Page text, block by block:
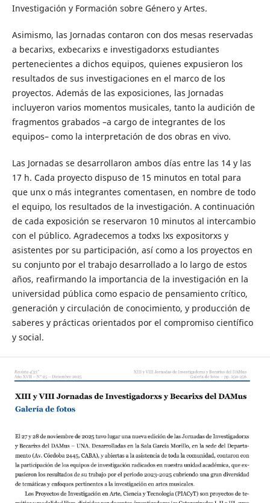
Investigación y Formación sobre Género y Artes.
Asimismo, las Jornadas contaron con dos mesas reservadas
a becarixs, exbecarixs e investigadorxs estudiantes
pertenecientes a dichos equipos, quienes expusieron los
resultados de sus investigaciones en el marco de los
proyectos. Además de las exposiciones, las Jornadas
incluyeron varios momentos musicales, tanto la audición de
fragmentos grabados –a cargo de integrantes de los
equipos– como la interpretación de dos obras en vivo.
Las Jornadas se desarrollaron ambos días entre las 14 y las
17 h. Cada proyecto dispuso de 15 minutos en total para
que unx o más integrantes comentasen, en nombre de todo
el equipo, los resultados de la investigación. A continuación
de cada exposición se reservaron 10 minutos al intercambio
con el público. Agradecemos a todxs lxs expositorxs y
asistentes por su participación, así como a los proyectos en
su conjunto por el trabajo desarrollado a lo largo de estos
años, reafirmando la importancia de la investigación en la
universidad pública como espacio de pensamiento crítico,
generación y circulación de conocimiento, y producción de
saberes y prácticas orientados por el compromiso científico
y social.